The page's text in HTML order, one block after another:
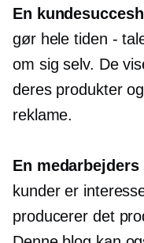
En
gør hele tiden -
om sig selv. De
deres produkter
reklame.
En
kunder er
producerer det